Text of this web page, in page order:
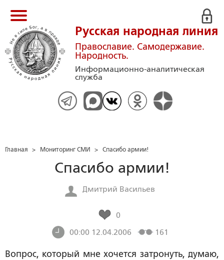
Русская народная линия
Православие. Самодержавие.
Народность.
Информационно-аналитическая
служба
Главная > Мониторинг СМИ > Спасибо армии!
Спасибо армии!
Дмитрий Васильев
0
00:00 12.04.2006
161
Вопрос, который мне хочется затронуть, думаю,